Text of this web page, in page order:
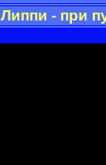
- при